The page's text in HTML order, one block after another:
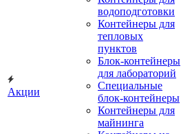
Акции
водоподготовки
Контейнеры для
тепловых
пунктов
Блок-контейнеры
для лабораторий
Специальные
блок-контейнеры
Контейнеры для
майнинга